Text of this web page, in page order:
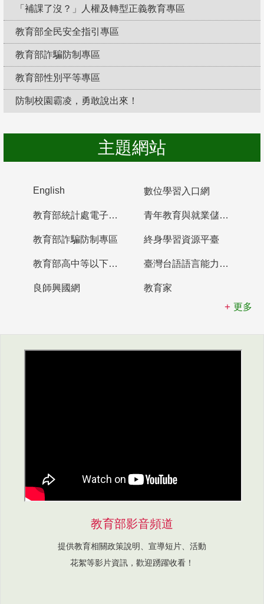
「補課了沒？」人權及轉型正義教育專區
教育部全民安全指引專區
教育部詐騙防制專區
教育部性別平等專區
防制校園霸凌，勇敢說出來！
主題網站
English 數位學習入口網
教育部統計處電子書櫃 青年教育與就業儲蓄帳戶
教育部詐騙防制專區 終身學習資源平臺
教育部高中等以下學校及幼兒園教師資格檢定考試 臺灣台語語言能力認證網站
良師興國網
教育家
更多
教育部影音頻道
提供教育相關政策說明、宣導短片、活動
花絮等影片資訊，歡迎踴躍收看！